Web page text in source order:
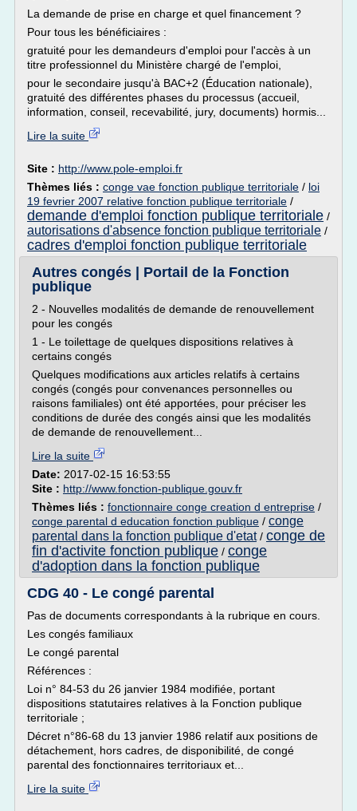
La demande de prise en charge et quel financement ?
Pour tous les bénéficiaires :
gratuité pour les demandeurs d'emploi pour l'accès à un
titre professionnel du Ministère chargé de l'emploi,
pour le secondaire jusqu'à BAC+2 (Éducation nationale),
gratuité des différentes phases du processus (accueil,
information, conseil, recevabilité, jury, documents) hormis...
Lire la suite
Site : http://www.pole-emploi.fr
Thèmes liés : conge vae fonction publique territoriale / loi
19 fevrier 2007 relative fonction publique territoriale /
demande d'emploi fonction publique territoriale /
autorisations d'absence fonction publique territoriale /
cadres d'emploi fonction publique territoriale
Autres congés | Portail de la Fonction
publique
2 - Nouvelles modalités de demande de renouvellement
pour les congés
1 - Le toilettage de quelques dispositions relatives à
certains congés
Quelques modifications aux articles relatifs à certains
congés (congés pour convenances personnelles ou
raisons familiales) ont été apportées, pour préciser les
conditions de durée des congés ainsi que les modalités
de demande de renouvellement...
Lire la suite
Date: 2017-02-15 16:53:55
Site : http://www.fonction-publique.gouv.fr
Thèmes liés : fonctionnaire conge creation d entreprise /
conge parental d education fonction publique / conge
parental dans la fonction publique d'etat/ conge de
fin d'activite fonction publique / conge
d'adoption dans la fonction publique
CDG 40 - Le congé parental
Pas de documents correspondants à la rubrique en cours.
Les congés familiaux
Le congé parental
Références :
Loi n° 84-53 du 26 janvier 1984 modifiée, portant
dispositions statutaires relatives à la Fonction publique
territoriale ;
Décret n°86-68 du 13 janvier 1986 relatif aux positions de
détachement, hors cadres, de disponibilité, de congé
parental des fonctionnaires territoriaux et...
Lire la suite